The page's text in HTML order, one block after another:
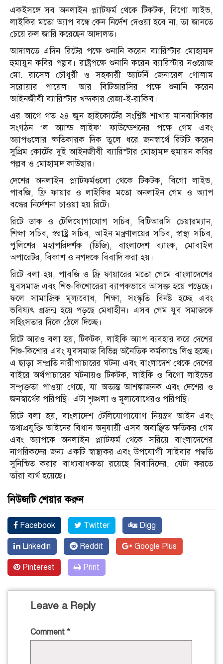
একইসঙ্গে সব অনলাইন প্ল্যাটফর্ম থেকে টিকটক, বিগো লাইভ,
লাইকির মতো অ্যাপ বন্ধে কেন নির্দেশ দেওয়া হবে না, তা জানতে
চেয়ে রুল জারি করেছেন আদালত।
আদালতে এদিন রিটের পক্ষে শুনানি করেন ব্যারিস্টার মোহাম্মদ
হুমায়ুন কবির পল্লব। রাষ্ট্রপক্ষে শুনানি করেন ব্যারিস্টার নওরোজ
মো. রাসেল চৌধুরী ও সহকারী অ্যাটর্নি জেনারেল গোলাম
সরোয়ার পায়েল। আর বিটিআরসির পক্ষে শুনানি করেন
আইনজীবী ব্যারিস্টার খন্দকার রেজা-ই-রাকিব।
এর আগে গত ২৪ জুন হাইকোর্টের সংশ্লিষ্ট শাখায় মানবাধিকার
সংগঠন ‘ল অ্যান্ড লাইফ’ ফাউন্ডেশনের পক্ষে গেম এবং
অ্যাপগুলোর ক্ষতিকারক দিক তুলে ধরে জনস্বার্থে রিটটি করেন
সুপ্রিম কোর্টের দুই আইনজীবী ব্যারিস্টার মোহাম্মদ হুমায়ন কবির
পল্লব ও মোহাম্মদ কাউছার।
দেশের অনলাইন প্ল্যাটফর্মগুলো থেকে টিকটক, বিগো লাইভ,
পাবজি, ফ্রি ফায়ার ও লাইকির মতো অনলাইন গেম ও অ্যাপ
বন্ধের নির্দেশনা চাওয়া হয় রিটে।
রিটে ডাক ও টেলিযোগাযোগ সচিব, বিটিআরসি চেয়ারম্যান,
শিক্ষা সচিব, স্বরাষ্ট্র সচিব, আইন মন্ত্রণালয়ের সচিব, স্বাস্থ্য সচিব,
পুলিশের মহাপরিদর্শক (ডিজি), বাংলাদেশ ব্যাংক, মোবাইল
অপারেটর, বিকাশ ও নগদকে বিবাদি করা হয়।
রিটে বলা হয়, পাবজি ও ফ্রি ফায়ারের মতো গেমে বাংলাদেশের
যুবসমাজ এবং শিশু-কিশোরেরা ব্যাপকভাবে আসক্ত হয়ে পড়েছে।
ফলে সামাজিক মূল্যবোধ, শিক্ষা, সংস্কৃতি বিনষ্ট হচ্ছে এবং
ভবিষ্যৎ প্রজন্ম হয়ে পড়ছে মেধাহীন। এসব গেম যুব সমাজকে
সহিংসতার দিকে ঠেলে দিচ্ছে।
রিটে আরও বলা হয়, টিকটক, লাইকি অ্যাপ ব্যবহার করে দেশের
শিশু-কিশোর এবং যুবসমাজ বিভিন্ন অনৈতিক কর্মকাণ্ডে লিপ্ত হচ্ছে।
এ ছাড়া সম্প্রতি নারীপাচারের ঘটনা এবং বাংলাদেশ থেকে দেশের
বাইরে অর্থপাচারের ঘটনায়ও টিকটক, লাইকি ও বিগো লাইভের
সম্পৃক্ততা পাওয়া গেছে, যা অত্যন্ত আশঙ্কাজনক এবং দেশের ও
জনস্বার্থের পরিপন্থি। এটা শৃঙ্খলা ও মূল্যবোধেরও পরিপন্থি।
রিটে বলা হয়, বাংলাদেশ টেলিযোগাযোগ নিয়ন্ত্রণ আইন এবং
তথ্যপ্রযুক্তি আইনের বিধান অনুযায়ী এসব অবাঞ্ছিত ক্ষতিকর গেম
এবং অ্যাপকে অনলাইন প্ল্যাটফর্ম থেকে সরিয়ে বাংলাদেশের
নাগরিকদের জন্য একটি স্বাস্থ্যকর এবং উপযোগী সাইবার পদ্ধতি
সুনিশ্চিত করার বাধ্যবাধকতা রয়েছে বিবাদিদের, যেটা করতে
তাঁরা ব্যর্থ হয়েছে।
নিউজটি শেয়ার করুন
Facebook Twitter Digg
Linkedin Reddit Google Plus
Pinterest Print
Leave a Reply
Comment *